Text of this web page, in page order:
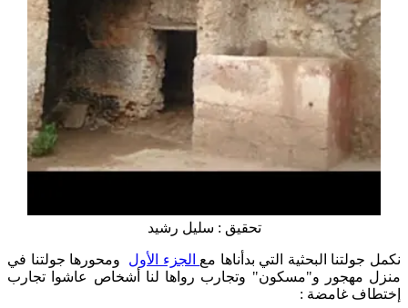
تحقيق : سليل رشيد
نكمل جولتنا البحثية التي بدأناها مع الجزء الأول ومحورها جولتنا في
منزل مهجور و"مسكون" وتجارب رواها لنا أشخاص عاشوا تجارب
إختطاف غامضة :